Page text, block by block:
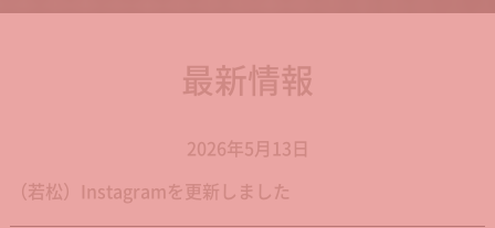
最新情報
2026年5月13日
（若松）Instagramを更新しました